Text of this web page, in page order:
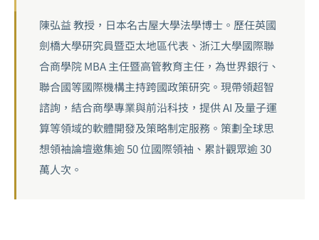
陳弘益 教授，日本名古屋大學法學博士。歷任英國
劍橋大學研究員暨亞太地區代表、浙江大學國際聯
合商學院 MBA 主任暨高管教育主任，為世界銀行、
聯合國等國際機構主持跨國政策研究。現帶領超智
諮詢，結合商學專業與前沿科技，提供 AI 及量子運
算等領域的軟體開發及策略制定服務。策劃全球思
想領袖論壇邀集逾 50 位國際領袖、累計觀眾逾 30
萬人次。